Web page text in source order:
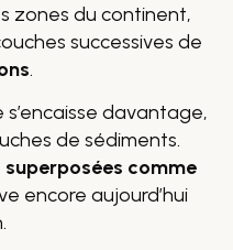
zones du continent,
successives de
.
davantage,
de sédiments.
superposées comme
encore aujourd’hui